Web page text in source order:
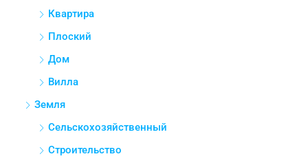
Квартира
Плоский
Дом
Вилла
Земля
Сельскохозяйственный
Строительство